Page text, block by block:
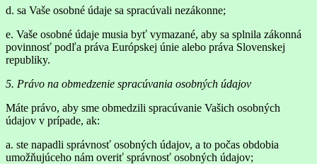
d. sa Vaše osobné údaje sa spracúvali nezákonne;
e. Vaše osobné údaje musia byť vymazané, aby sa splnila zákonná
povinnosť podľa práva Európskej únie alebo práva Slovenskej
republiky.
5. Právo na obmedzenie spracúvania osobných údajov
Máte právo, aby sme obmedzili spracúvanie Vašich osobných
údajov v prípade, ak:
a. ste napadli správnosť osobných údajov, a to počas obdobia
umožňujúceho nám overiť správnosť osobných údajov;